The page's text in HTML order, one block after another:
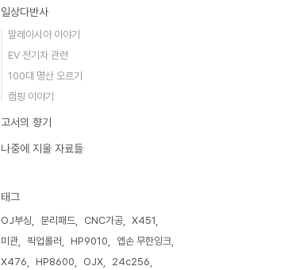
일상다반사
말레이시아 이야기
EV 전기차 관련
100대 명산 오르기
캠핑 이야기
고서의 향기
나중에 지울 자료들
태그
OJ부싱 분리패드 CNC가공
X451
미관
픽업롤러 HP9010
엡손 무한잉크
X476
HP8600 OJX
24c256